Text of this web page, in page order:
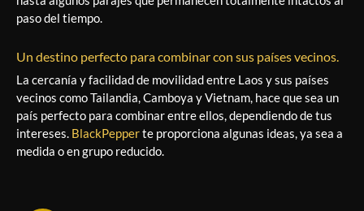
paso del tiempo.
Un destino perfecto para combinar con sus países vecinos.
La cercanía y facilidad de movilidad entre Laos y sus países
vecinos como Tailandia, Camboya y Vietnam, hace que sea un
país perfecto para combinar entre ellos, dependiendo de tus
intereses. BlackPepperte proporciona algunas ideas, ya sea a
medida o en grupo reducido.